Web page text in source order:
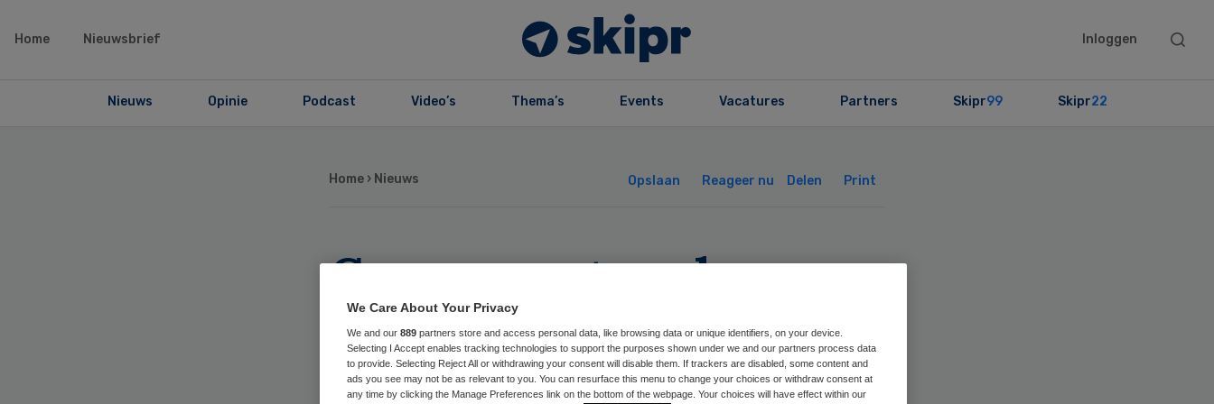
Home Nieuwsbrief Inloggen
Search
Nieuws Opinie Podcast Video’s Thema’s Events Vacatures Partners Skipr99 Skipr22
Home › Nieuws Opslaan Reageer nu Delen Print
Consumenten doen
beklag over reclame
zorgpolis
We Care About Your Privacy
We and our 889 partners store and access personal data, like browsing data or unique identifiers, on your device.
Selecting I Accept enables tracking technologies to support the purposes shown under we and our partners process data
to provide. Selecting Reject All or withdrawing your consent will disable them. If trackers are disabled, some content and
ads you see may not be as relevant to you. You can resurface this menu to change your choices or withdraw consent at
any time by clicking the Manage Preferences link on the bottom of the webpage. Your choices will have effect within our